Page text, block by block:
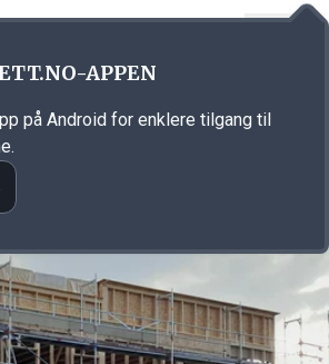
APPEN
på Android for enklere tilgang til